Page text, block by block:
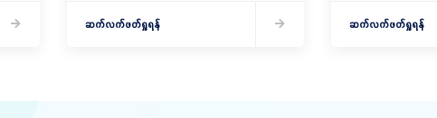
ဖွဲ့စည်း
ဆက်လက်ဖတ်ရှုရန် ဆက်လက်ဖတ်ရှုရန်